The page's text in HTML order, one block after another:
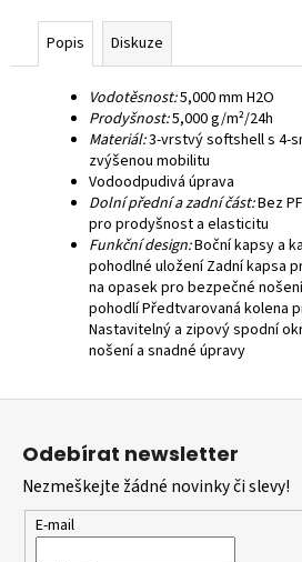
Popis Diskuze
Vodotěsnost:5,000 mm H2O
Prodyšnost:5,000 g/m²/24h
Materiál:3-vrstvý softshell s 4-
zvýšenou mobilitu
Vodoodpudivá úprava
Dolní přední a zadní část:Bez
pro prodyšnost a elasticitu
Funkční design:Boční kapsy a
pohodlné uložení Zadní kapsa
na opasek pro bezpečné
pohodlí Předtvarovaná kolena
Nastavitelný a zipový spodní
nošení a snadné úpravy
Z
Odebírat newsletter
Nezmeškejte žádné novinky či slevy!
E-mail